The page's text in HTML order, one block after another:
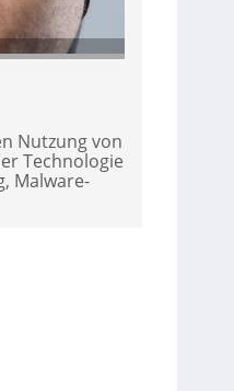
Nutzung von
Technologie
Malware-